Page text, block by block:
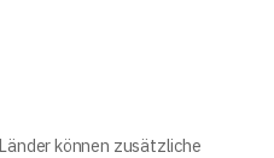
können zusätzliche